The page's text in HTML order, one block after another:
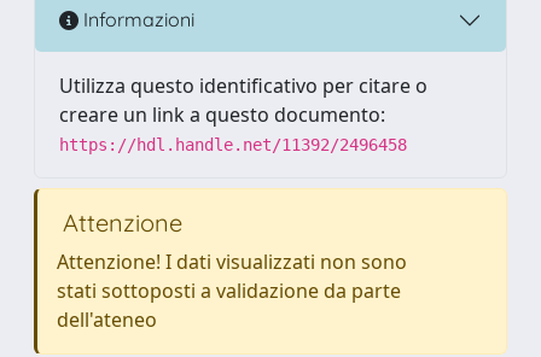
Informazioni
Utilizza questo identificativo per citare o
creare un link a questo documento:
https://hdl.handle.net/11392/2496458
Attenzione
Attenzione! I dati visualizzati non sono
stati sottoposti a validazione da parte
dell'ateneo